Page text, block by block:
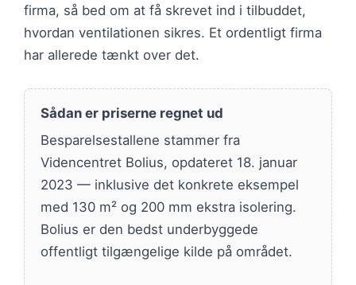
firma, så bed om at få skrevet ind i tilbuddet,
hvordan ventilationen sikres. Et ordentligt firma
har allerede tænkt over det.
Sådan er priserne regnet ud
Besparelsestallene stammer fra
Videncentret Bolius, opdateret 18. januar
2023 — inklusive det konkrete eksempel
med 130 m² og 200 mm ekstra isolering.
Bolius er den bedst underbyggede
offentligt tilgængelige kilde på området.